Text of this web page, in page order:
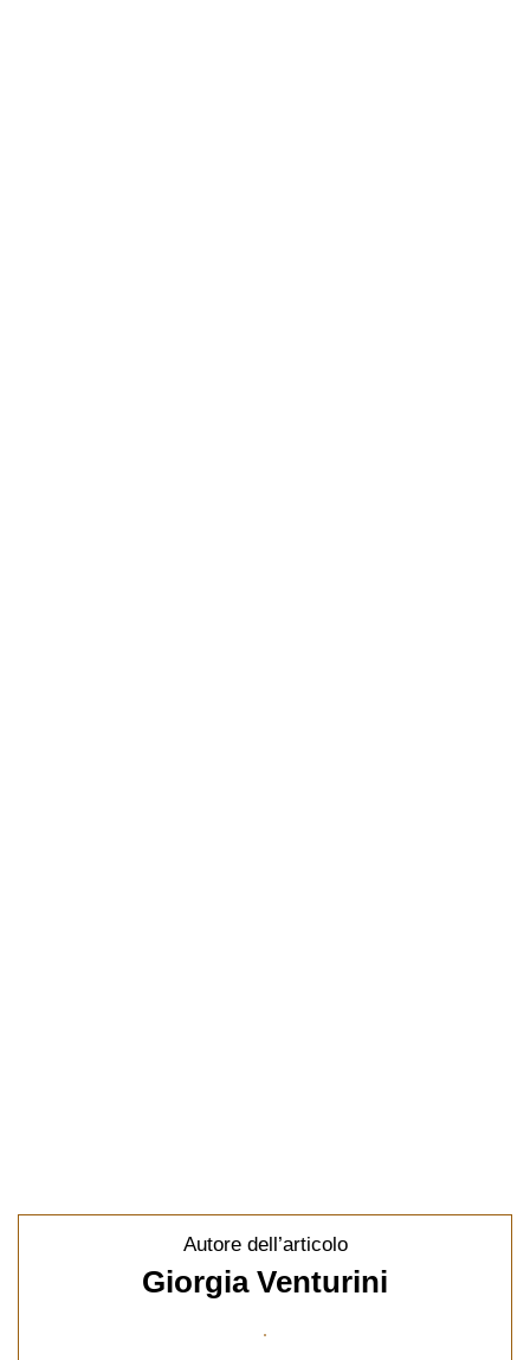
Autore dell’articolo
Giorgia Venturini